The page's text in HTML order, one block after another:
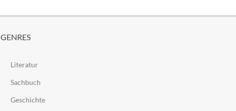
GENRES
Literatur
Sachbuch
Geschichte